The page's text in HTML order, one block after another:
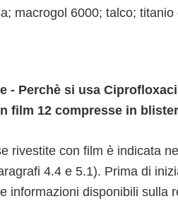
macrogol 6000; talco;
- Perchè si usa
film 12 compresse in
rivestite con film è indicata
4.4 e 5.1). Prima di
informazioni disponibili sulla